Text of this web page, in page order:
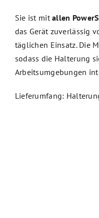
Sie ist mitallen
das Gerät zuverlässig
täglichen Einsatz. Die
sodass die Halterung
Arbeitsumgebungen
Lieferumfang: